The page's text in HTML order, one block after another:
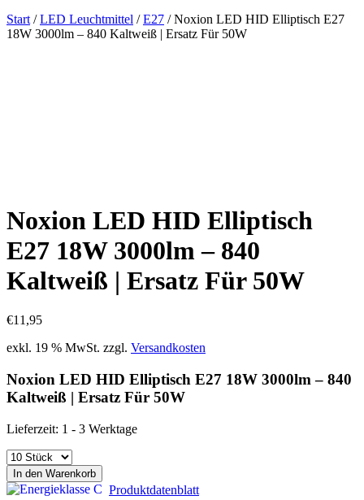
Start /LED Leuchtmittel /E27 / Noxion LED HID Elliptisch E27
18W 3000lm – 840 Kaltweiß | Ersatz Für 50W
Noxion LED HID Elliptisch
E27 18W 3000lm – 840
Kaltweiß | Ersatz Für 50W
€11,95
exkl. 19 % MwSt. zzgl. Versandkosten
Noxion LED HID Elliptisch E27 18W 3000lm – 840
Kaltweiß | Ersatz Für 50W
Lieferzeit: 1 - 3 Werktage
In den Warenkorb
Produktdatenblatt